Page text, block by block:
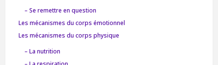
– Se remettre en question
Les mécanismes du corps émotionnel
Les mécanismes du corps physique
– La nutrition